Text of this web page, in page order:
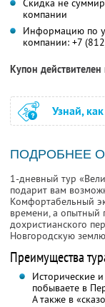
Скидка не
компании
Информацию по
компании: +7
Купон
Узнай,
ПОДРОБНЕЕ
1-дневный тур
подарит вам
Комфортабельный
времени, а опытный
дохристианского
Новгородскую
Преимущества
Исторические
побываете в
А также в